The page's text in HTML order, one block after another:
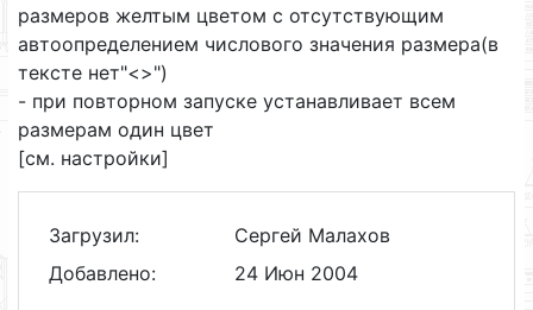
размеров желтым цветом с отсутствующим
автоопределением числового значения размера(в
тексте нет"<>")
- при повторном запуске устанавливает всем
размерам один цвет
[см. настройки]
Загрузил:
Сергей Малахов
Добавлено:
24 Июн 2004